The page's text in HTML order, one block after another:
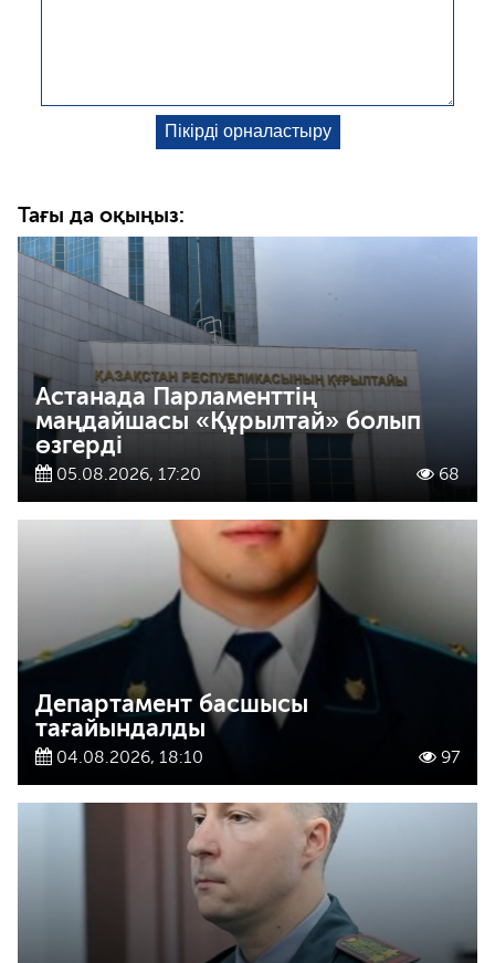
Тағы да оқыңыз:
Астанада Парламенттің
маңдайшасы «Құрылтай» болып
өзгерді
05.08.2026, 17:20 68
Департамент басшысы
тағайындалды
04.08.2026, 18:10 97